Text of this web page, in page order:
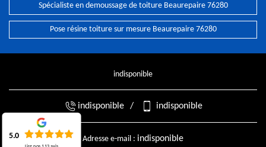
Spécialiste en demoussage de toiture Beaurepaire 76280
Pose résine toiture sur mesure Beaurepaire 76280
indisponible
indisponible / indisponible
Adresse e-mail : indisponible
5.0